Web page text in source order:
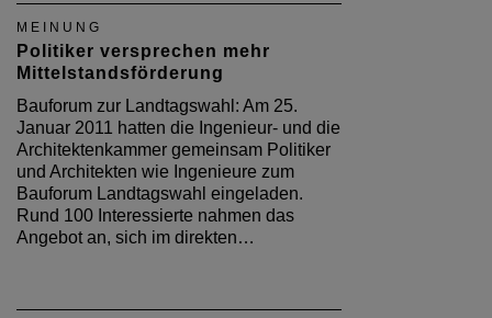
MEINUNG
Politiker versprechen mehr
Mittelstandsförderung
Bauforum zur Landtagswahl: Am 25.
Januar 2011 hatten die Ingenieur- und die
Architektenkammer gemeinsam Politiker
und Architekten wie Ingenieure zum
Bauforum Landtagswahl eingeladen.
Rund 100 Interessierte nahmen das
Angebot an, sich im direkten…